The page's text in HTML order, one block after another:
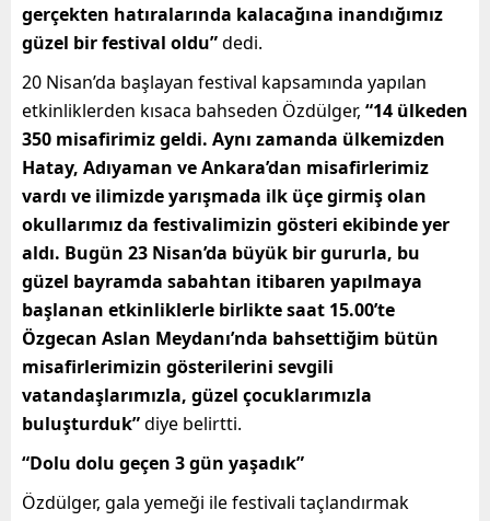
gerçekten hatıralarında kalacağına inandığımız
güzel bir festival oldu”dedi.
20 Nisan’da başlayan festival kapsamında yapılan
etkinliklerden kısaca bahseden Özdülger, “14 ülkeden
350 misafirimiz geldi. Aynı zamanda ülkemizden
Hatay, Adıyaman ve Ankara’dan misafirlerimiz
vardı ve ilimizde yarışmada ilk üçe girmiş olan
okullarımız da festivalimizin gösteri ekibinde yer
aldı. Bugün 23 Nisan’da büyük bir gururla, bu
güzel bayramda sabahtan itibaren yapılmaya
başlanan etkinliklerle birlikte saat 15.00’te
Özgecan Aslan Meydanı’nda bahsettiğim bütün
misafirlerimizin gösterilerini sevgili
vatandaşlarımızla, güzel çocuklarımızla
buluşturduk”diye belirtti.
“Dolu dolu geçen 3 gün yaşadık”
Özdülger, gala yemeği ile festivali taçlandırmak